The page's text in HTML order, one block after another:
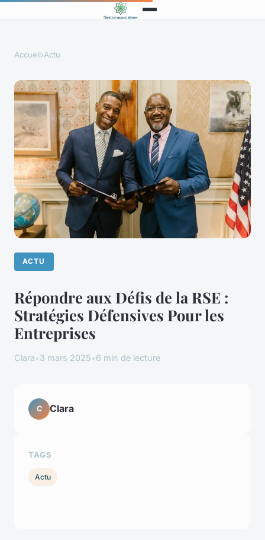
Accueil›Actu
ACTU
Répondre aux Défis de la RSE :
Stratégies Défensives Pour les
Entreprises
Clara•3 mars 2025•6 min de lecture
C Clara
TAGS
Actu